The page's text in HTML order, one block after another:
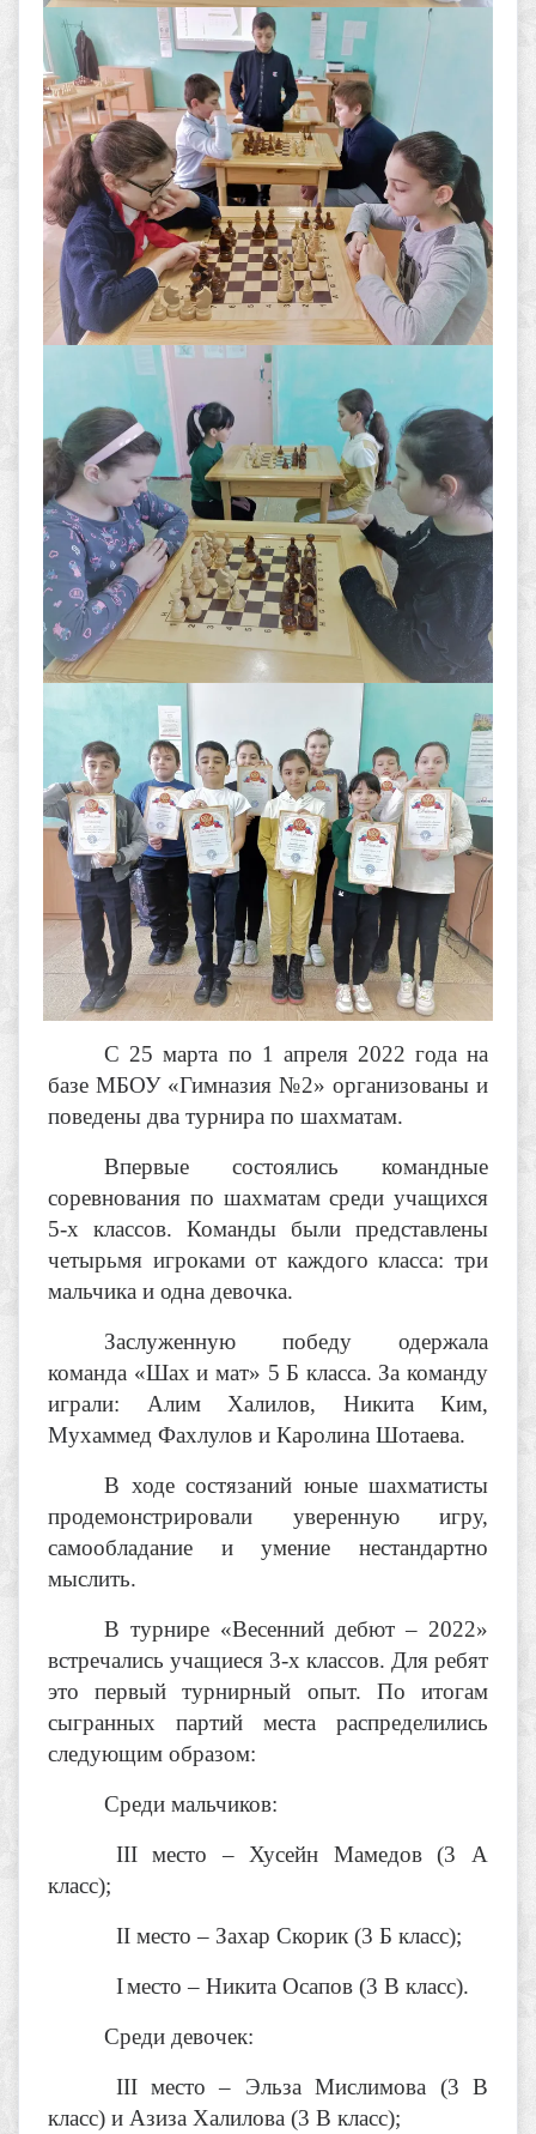
С 25 марта по 1 апреля 2022 года на
базе МБОУ «Гимназия №2» организованы и
поведены два турнира по шахматам.
Впервые состоялись командные
соревнования по шахматам среди учащихся
5-х классов. Команды были представлены
четырьмя игроками от каждого класса: три
мальчика и одна девочка.
Заслуженную победу одержала
команда «Шах и мат» 5 Б класса. За команду
играли: Алим Халилов, Никита Ким,
Мухаммед Фахлулов и Каролина Шотаева.
В ходе состязаний юные шахматисты
продемонстрировали уверенную игру,
самообладание и умение нестандартно
мыслить.
В турнире «Весенний дебют – 2022»
встречались учащиеся 3-х классов. Для ребят
это первый турнирный опыт. По итогам
сыгранных партий места распределились
следующим образом:
Среди мальчиков:
IIIместо – Хусейн Мамедов (3 А
класс);
IIместо – Захар Скорик (3 Б класс);
Iместо – Никита Осапов (3 В класс).
Среди девочек:
IIIместо – Эльза Мислимова (3 В
класс) и Азиза Халилова (3 В класс);